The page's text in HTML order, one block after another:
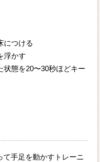
につける
浮かす
状態を20〜30秒ほどキー
て手足を動かすトレーニ